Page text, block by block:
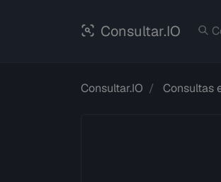
Consultar.IO
Consultar.IO Consultas